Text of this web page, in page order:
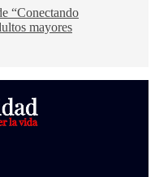
“Conectando
mayores